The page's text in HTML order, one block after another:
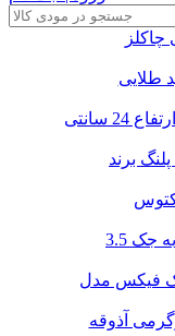
طلایی